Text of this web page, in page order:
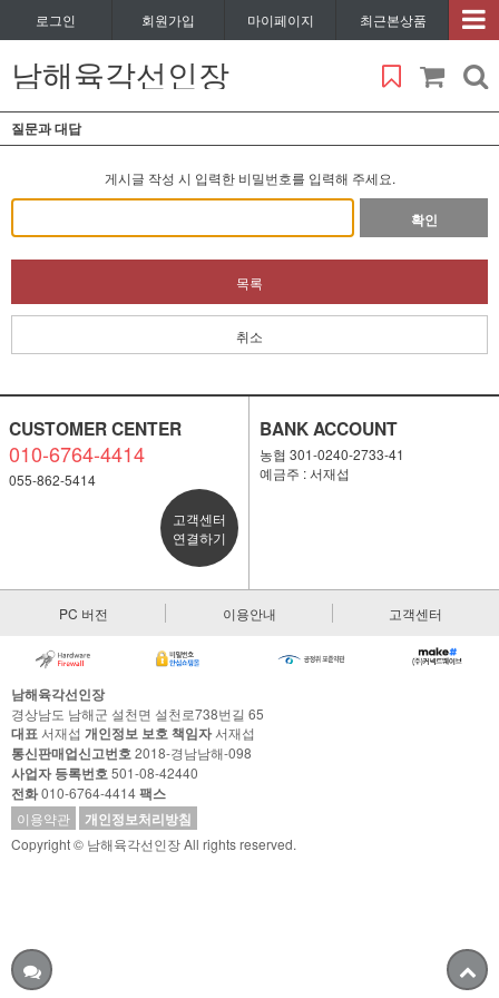
로그인 회원가입 마이페이지 최근본상품
남해육각선인장
질문과 대답
게시글 작성 시 입력한 비밀번호를 입력해 주세요.
확인
목록
취소
CUSTOMER CENTER
010-6764-4414
055-862-5414
고객센터
연결하기
BANK ACCOUNT
농협 301-0240-2733-41
예금주 : 서재섭
PC 버전 이용안내 고객센터
남해육각선인장
경상남도 남해군 설천면 설천로738번길 65
대표 서재섭 개인정보 보호 책임자서재섭
통신판매업신고번호2018-경남남해-098
사업자 등록번호501-08-42440
전화010-6764-4414팩스
이용약관 개인정보처리방침
Copyright © 남해육각선인장 All rights reserved.